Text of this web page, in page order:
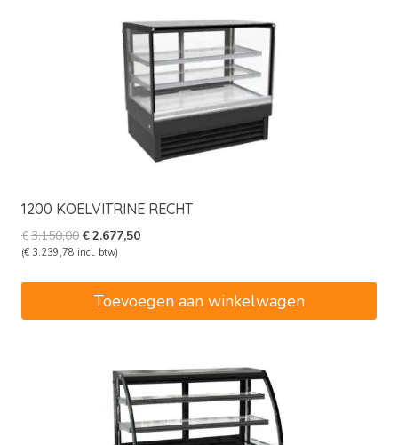
1200 KOELVITRINE RECHT
€3.150,00Oorspronkelijke
prijs
€2.677,50Huidige
(€ 3.239,78 incl. btw)
Toevoegen aan winkelwagen